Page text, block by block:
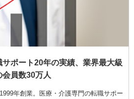
サポート20年の実績、業界最大級
会員数30万人
年創業。医療・介護専門の転職サポー